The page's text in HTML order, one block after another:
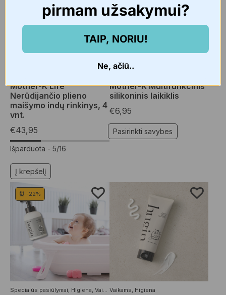
Mother-K Life
Nerūdijančio plieno
maišymo indų rinkinys, 4
vnt.
€43,95
Išparduota - 5/16
Į krepšelį
Mother-K Multifunkcinis
silikoninis laikiklis
€6,95
Pasirinkti savybes
⏰ -22%
Specialūs pasiūlymai, Higiena, Vaikams ,Vonios priemonės
Vaikams, Higiena
pirmam užsakymui?
TAIP, NORIU!
Ne, ačiū..